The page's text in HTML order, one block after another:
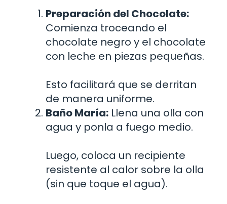
Preparación del Chocolate:
Comienza troceando el
chocolate negro y el chocolate
con leche en piezas pequeñas.
Esto facilitará que se derritan
de manera uniforme.
Baño María: Llena una olla con
agua y ponla a fuego medio.
Luego, coloca un recipiente
resistente al calor sobre la olla
(sin que toque el agua).